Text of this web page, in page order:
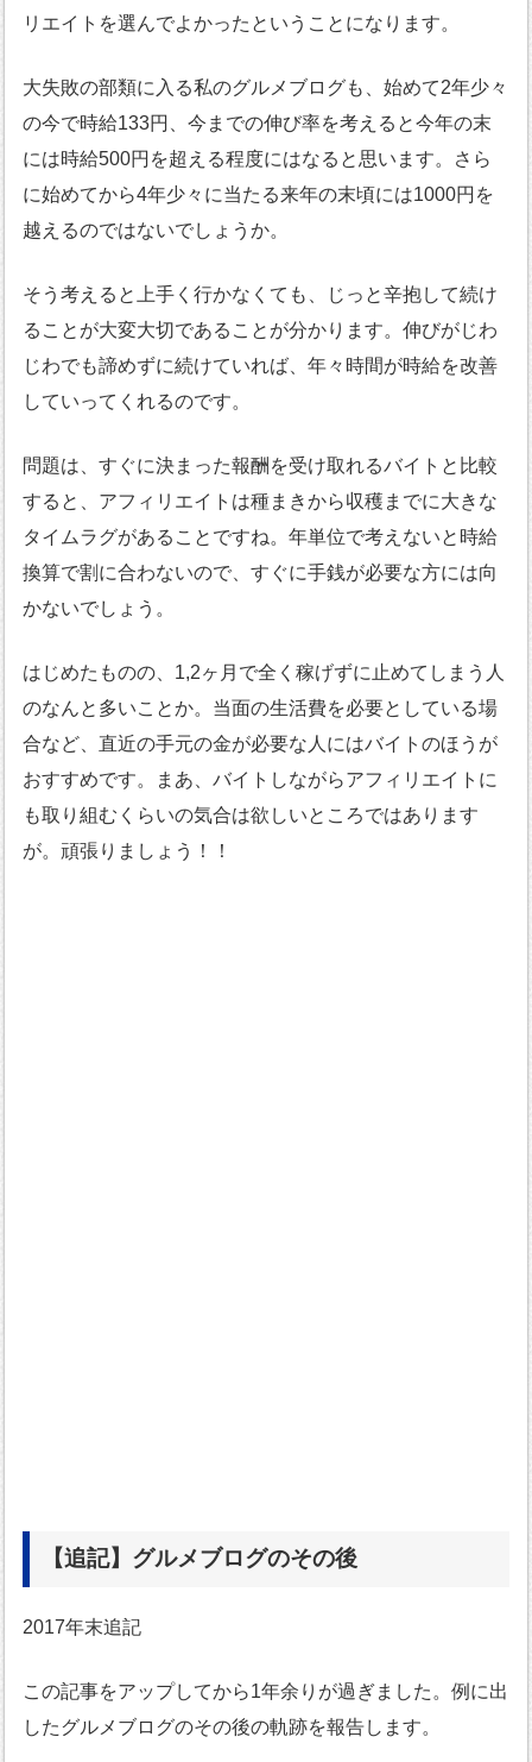
リエイトを選んでよかったということになります。
大失敗の部類に入る私のグルメブログも、始めて2年少々
の今で時給133円、今までの伸び率を考えると今年の末
には時給500円を超える程度にはなると思います。さら
に始めてから4年少々に当たる来年の末頃には1000円を
越えるのではないでしょうか。
そう考えると上手く行かなくても、じっと辛抱して続け
ることが大変大切であることが分かります。伸びがじわ
じわでも諦めずに続けていれば、年々時間が時給を改善
していってくれるのです。
問題は、すぐに決まった報酬を受け取れるバイトと比較
すると、アフィリエイトは種まきから収穫までに大きな
タイムラグがあることですね。年単位で考えないと時給
換算で割に合わないので、すぐに手銭が必要な方には向
かないでしょう。
はじめたものの、1,2ヶ月で全く稼げずに止めてしまう人
のなんと多いことか。当面の生活費を必要としている場
合など、直近の手元の金が必要な人にはバイトのほうが
おすすめです。まあ、バイトしながらアフィリエイトに
も取り組むくらいの気合は欲しいところではあります
が。頑張りましょう！！
【追記】グルメブログのその後
2017年末追記
この記事をアップしてから1年余りが過ぎました。例に出
したグルメブログのその後の軌跡を報告します。